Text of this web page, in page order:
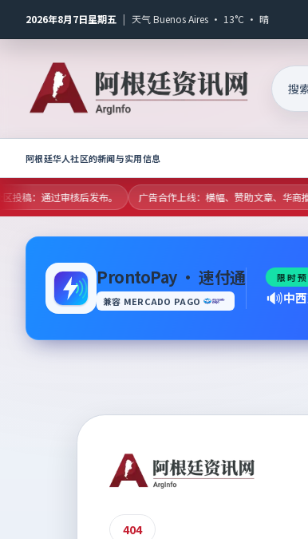
2026年8月7日星期五 | 天气 Buenos Aires · 13°C · 晴
阿根廷华人社区的新闻与实用信息
稿：通过审核后发布。 广告合作上线：横幅、赞助文章、华商推
ProntoPay · 速付通
兼容 MERCADO PAGO
限时
🔊中
404